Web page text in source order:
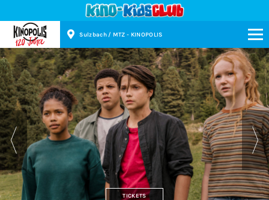
Kinopolis
Sulzbach / MTZ - KINOPOLIS
TICKETS